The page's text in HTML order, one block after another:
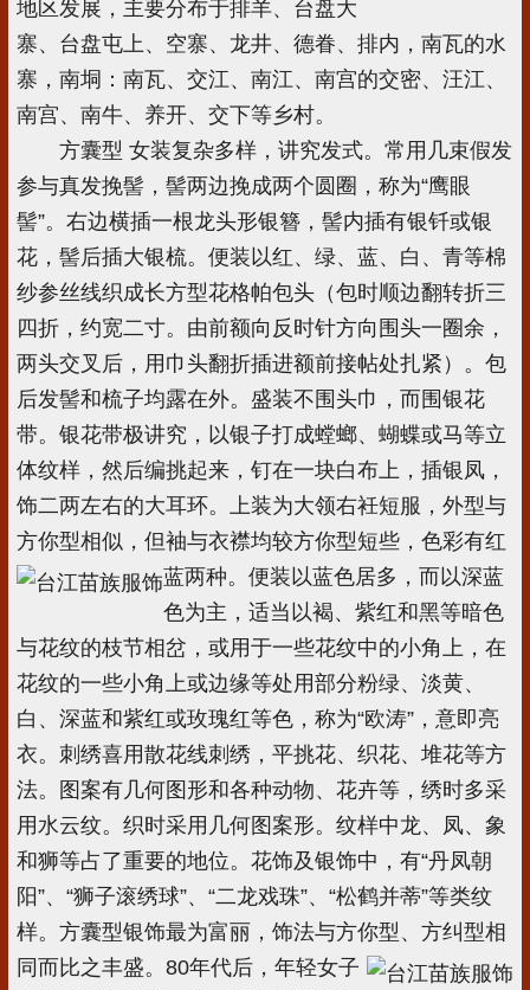
地区发展，主要分布于排羊、台盘大
寨、台盘屯上、空寨、龙井、德眷、排内，南瓦的水
寨，南垌：南瓦、交江、南江、南宫的交密、汪江、
南宫、南牛、养开、交下等乡村。
方囊型 女装复杂多样，讲究发式。常用几束假发
参与真发挽髻，髻两边挽成两个圆圈，称为“鹰眼
髻”。右边横插一根龙头形银簪，髻内插有银钎或银
花，髻后插大银梳。便装以红、绿、蓝、白、青等棉
纱参丝线织成长方型花格帕包头（包时顺边翻转折三
四折，约宽二寸。由前额向反时针方向围头一圈余，
两头交叉后，用巾头翻折插进额前接帖处扎紧）。包
后发髻和梳子均露在外。盛装不围头巾，而围银花
带。银花带极讲究，以银子打成螳螂、蝴蝶或马等立
体纹样，然后编挑起来，钉在一块白布上，插银凤，
饰二两左右的大耳环。上装为大领右衽短服，外型与
方你型相似，但袖与衣襟均较方你型短些，色彩有红
蓝两种。便装 以蓝色居多，而以深蓝
色为主，适当以褐、紫红和黑等暗色
与花纹的枝节相岔，或用于一些花纹中的小角上，在
花纹的一些小角上或边缘等处用部分粉绿、淡黄、
白、深蓝和紫红或玫瑰红等色，称为“欧涛”，意即亮
衣。刺绣喜用散花线刺绣，平挑花、织花、堆花等方
法。图案有几何图形和各种动物、花卉等，绣时多采
用水云纹。织时采用几何图案形。纹样中龙、凤、象
和狮等占了重要的地位。花饰及银饰中，有“丹凤朝
阳”、“狮子滚绣球”、“二龙戏珠”、“松鹤并蒂”等类纹
样。方囊型银饰最为富丽，饰法与方你型、方纠型相
同而比之丰盛。80年代后， 年轻女子